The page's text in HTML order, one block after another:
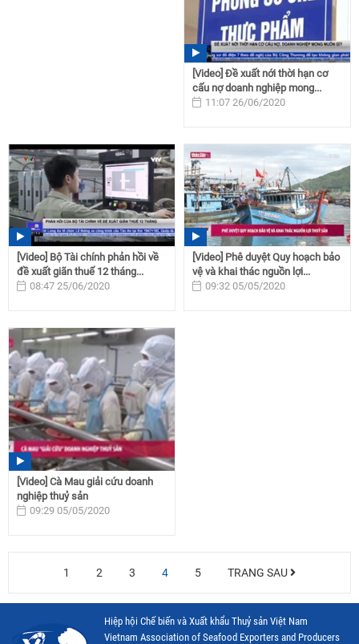
[Video] Đề xuất nới thời hạn cơ
cấu nợ doanh nghiệp mong...
11:07 26/06/2020
[Video] Bộ Tài chính phản hồi về
đề xuất giãn thuế 12 tháng...
08:47 25/06/2020
[Video] Phê duyệt Quy hoạch bảo
vệ và khai thác nguồn lợi...
09:32 05/05/2020
[Video] Cà Mau giải cứu doanh
nghiệp thuỷ sản
09:29 05/05/2020
1 2 3 4 5 TRANG SAU
Hiệp hội Chế biến và Xuất khẩu Thuỷ sản Việt Nam
Vietnam Association of Seafood Exporters and Producers